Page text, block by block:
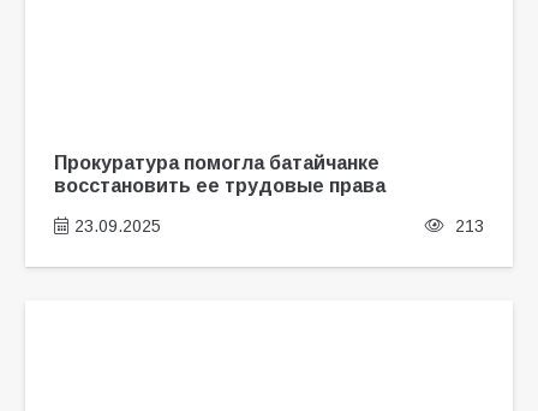
Прокуратура помогла батайчанке
восстановить ее трудовые права
23.09.2025 213